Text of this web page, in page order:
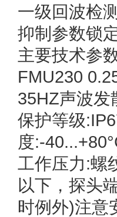
一级回波检
抑制参数锁
主要技术参
FMU230
35HZ声波发
保护等级
度:-
工作压力:螺
以下，探头
时例外)注意